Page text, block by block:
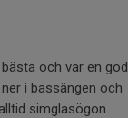
och var en god
i bassängen och
simglasögon.